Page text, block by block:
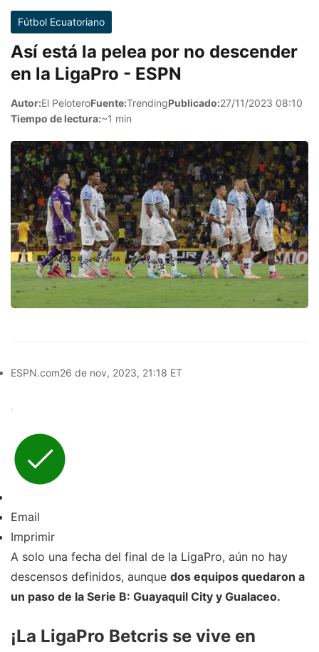
Fútbol Ecuatoriano
Así está la pelea por no descender
en la LigaPro - ESPN
Autor:El PeloteroFuente:TrendingPublicado:27/11/2023 08:10
Tiempo de lectura:~1 min
ESPN.com26 de nov, 2023, 21:18 ET
Email
Imprimir
A solo una fecha del final de la LigaPro, aún no hay
descensos definidos, aunque dos equipos quedaron a
un paso de la Serie B: Guayaquil City y Gualaceo.
¡La LigaPro Betcris se vive en